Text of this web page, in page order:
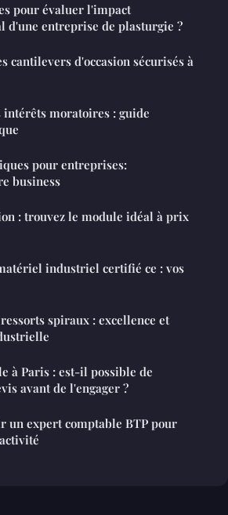
pour évaluer l'impact
d'une entreprise de plasturgie ?
cantilevers d'occasion sécurisés à
moratoires : guide
pour entreprises:
business
: trouvez le module idéal à prix
industriel certifié ce : vos
spiraux : excellence et
à Paris : est-il possible de
avant de l'engager ?
un expert comptable BTP pour